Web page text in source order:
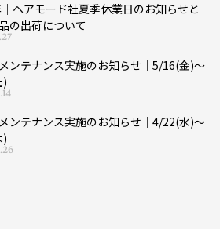
ヘアモード社夏季休業日のお知らせと
の出荷について
ンテナンス実施のお知らせ｜5/16(金)〜
)
ンテナンス実施のお知らせ｜4/22(水)〜
)